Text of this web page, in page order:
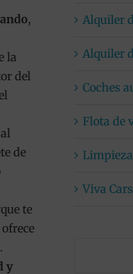
,
la
del
de
te
y
Alquiler
Alquiler
Coches
Flota de
Viva Cars